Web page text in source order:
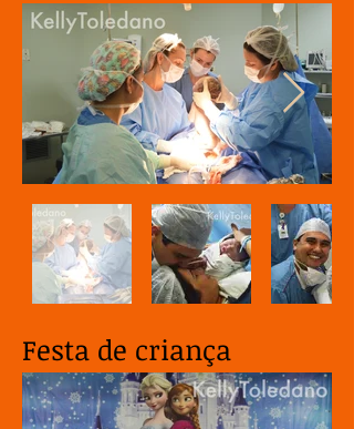
Festa de criança